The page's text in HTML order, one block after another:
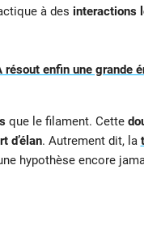
à des interactions
enfin une grande
que le filament. Cette
d’élan. Autrement dit, la
hypothèse encore